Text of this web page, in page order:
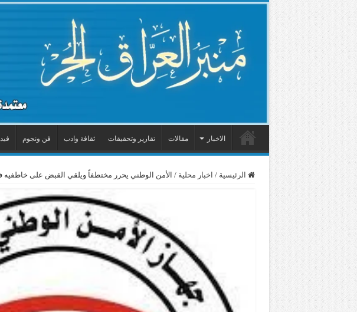
الاخبار مقالات تقارير وتحقيقات ثقافة وادب فن ونجوم
الرئيسية / اخبار محلية / الأمن الوطني يحرر مختطفاً ويلقي القبض على